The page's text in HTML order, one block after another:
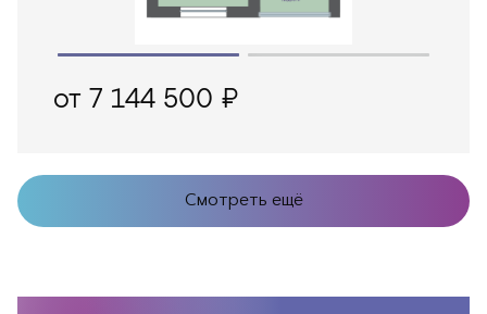
от 7 144 500 ₽
Смотреть ещё